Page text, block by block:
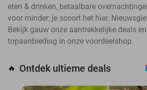
eten & drinken, betaalbare
voor minder; je scoort het hier.
Bekijk gauw onze aantrekkelijke deals
topaanbieding in onze voordeelshop.
🔥 Ontdek ultieme deals